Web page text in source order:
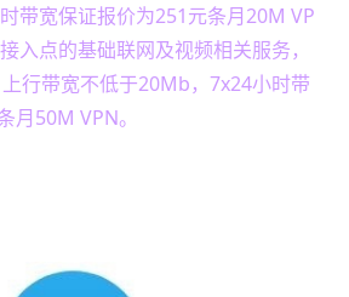
带宽保证报价为251元条月20M VP
入点的基础联网及视频相关服务，
行带宽不低于20Mb，7x24小时带
月50M VPN。